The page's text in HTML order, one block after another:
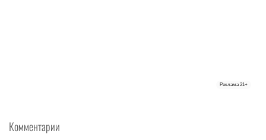
Реклама 21+
Комментарии